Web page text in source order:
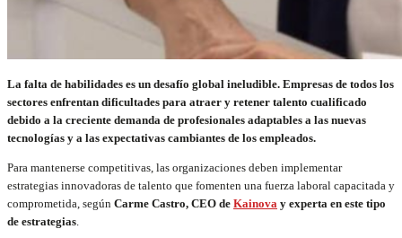
La falta de habilidades es un desafío global ineludible. Empresas de todos los
sectores enfrentan dificultades para atraer y retener talento cualificado
debido a la creciente demanda de profesionales adaptables a las nuevas
tecnologías y a las expectativas cambiantes de los empleados.
Para mantenerse competitivas, las organizaciones deben implementar
estrategias innovadoras de talento que fomenten una fuerza laboral capacitada y
comprometida, según Carme Castro, CEO de Kainova y experta en este tipo
de estrategias.